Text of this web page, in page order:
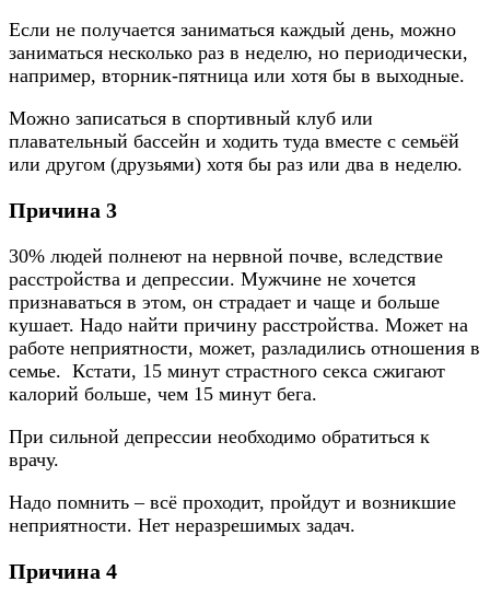
Если не получается заниматься каждый день, можно
заниматься несколько раз в неделю, но периодически,
например, вторник-пятница или хотя бы в выходные.
Можно записаться в спортивный клуб или
плавательный бассейн и ходить туда вместе с семьёй
или другом (друзьями) хотя бы раз или два в неделю.
Причина 3
30% людей полнеют на нервной почве, вследствие
расстройства и депрессии. Мужчине не хочется
признаваться в этом, он страдает и чаще и больше
кушает. Надо найти причину расстройства. Может на
работе неприятности, может, разладились отношения в
семье. Кстати, 15 минут страстного секса сжигают
калорий больше, чем 15 минут бега.
При сильной депрессии необходимо обратиться к
врачу.
Надо помнить – всё проходит, пройдут и возникшие
неприятности. Нет неразрешимых задач.
Причина 4